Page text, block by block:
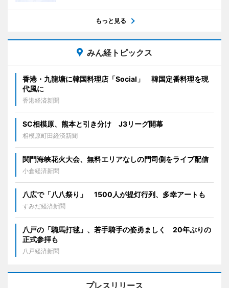
もっと見る
みん経トピックス
香港・九龍塘に韓国料理店「Social」 韓国定番料理を現
代風に
香港経済新聞
SC相模原、熊本と引き分け J3リーグ開幕
相模原町田経済新聞
関門海峡花火大会、無料エリアなしの門司側をライブ配信
小倉経済新聞
八広で「八八祭り」 1500人が提灯行列、多幸アートも
すみだ経済新聞
八戸の「騎馬打毬」、若手騎手の姿勇ましく 20年ぶりの
正式参拝も
八戸経済新聞
プレスリリース